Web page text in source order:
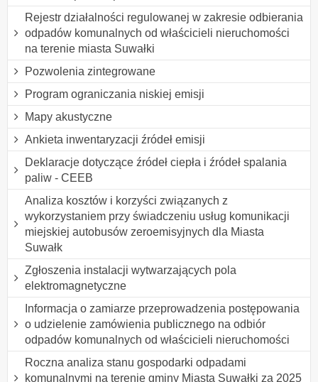
Rejestr działalności regulowanej w zakresie odbierania
odpadów komunalnych od właścicieli nieruchomości
na terenie miasta Suwałki
Pozwolenia zintegrowane
Program ograniczania niskiej emisji
Mapy akustyczne
Ankieta inwentaryzacji źródeł emisji
Deklaracje dotyczące źródeł ciepła i źródeł spalania
paliw - CEEB
Analiza kosztów i korzyści związanych z
wykorzystaniem przy świadczeniu usług komunikacji
miejskiej autobusów zeroemisyjnych dla Miasta
Suwałk
Zgłoszenia instalacji wytwarzających pola
elektromagnetyczne
Informacja o zamiarze przeprowadzenia postępowania
o udzielenie zamówienia publicznego na odbiór
odpadów komunalnych od właścicieli nieruchomości
Roczna analiza stanu gospodarki odpadami
komunalnymi na terenie gminy Miasta Suwałki za 2025